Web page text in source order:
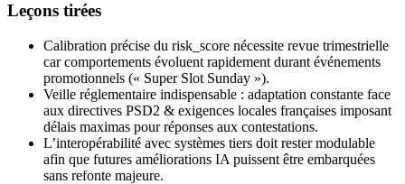
Leçons tirées
Calibration précise du risk_score nécessite revue trimestrielle
car comportements évoluent rapidement durant événements
promotionnels (« Super Slot Sunday »).
Veille réglementaire indispensable : adaptation constante face
aux directives PSD2 & exigences locales françaises imposant
délais maximas pour réponses aux contestations.
L’interopérabilité avec systèmes tiers doit rester modulable
afin que futures améliorations IA puissent être embarquées
sans refonte majeure.